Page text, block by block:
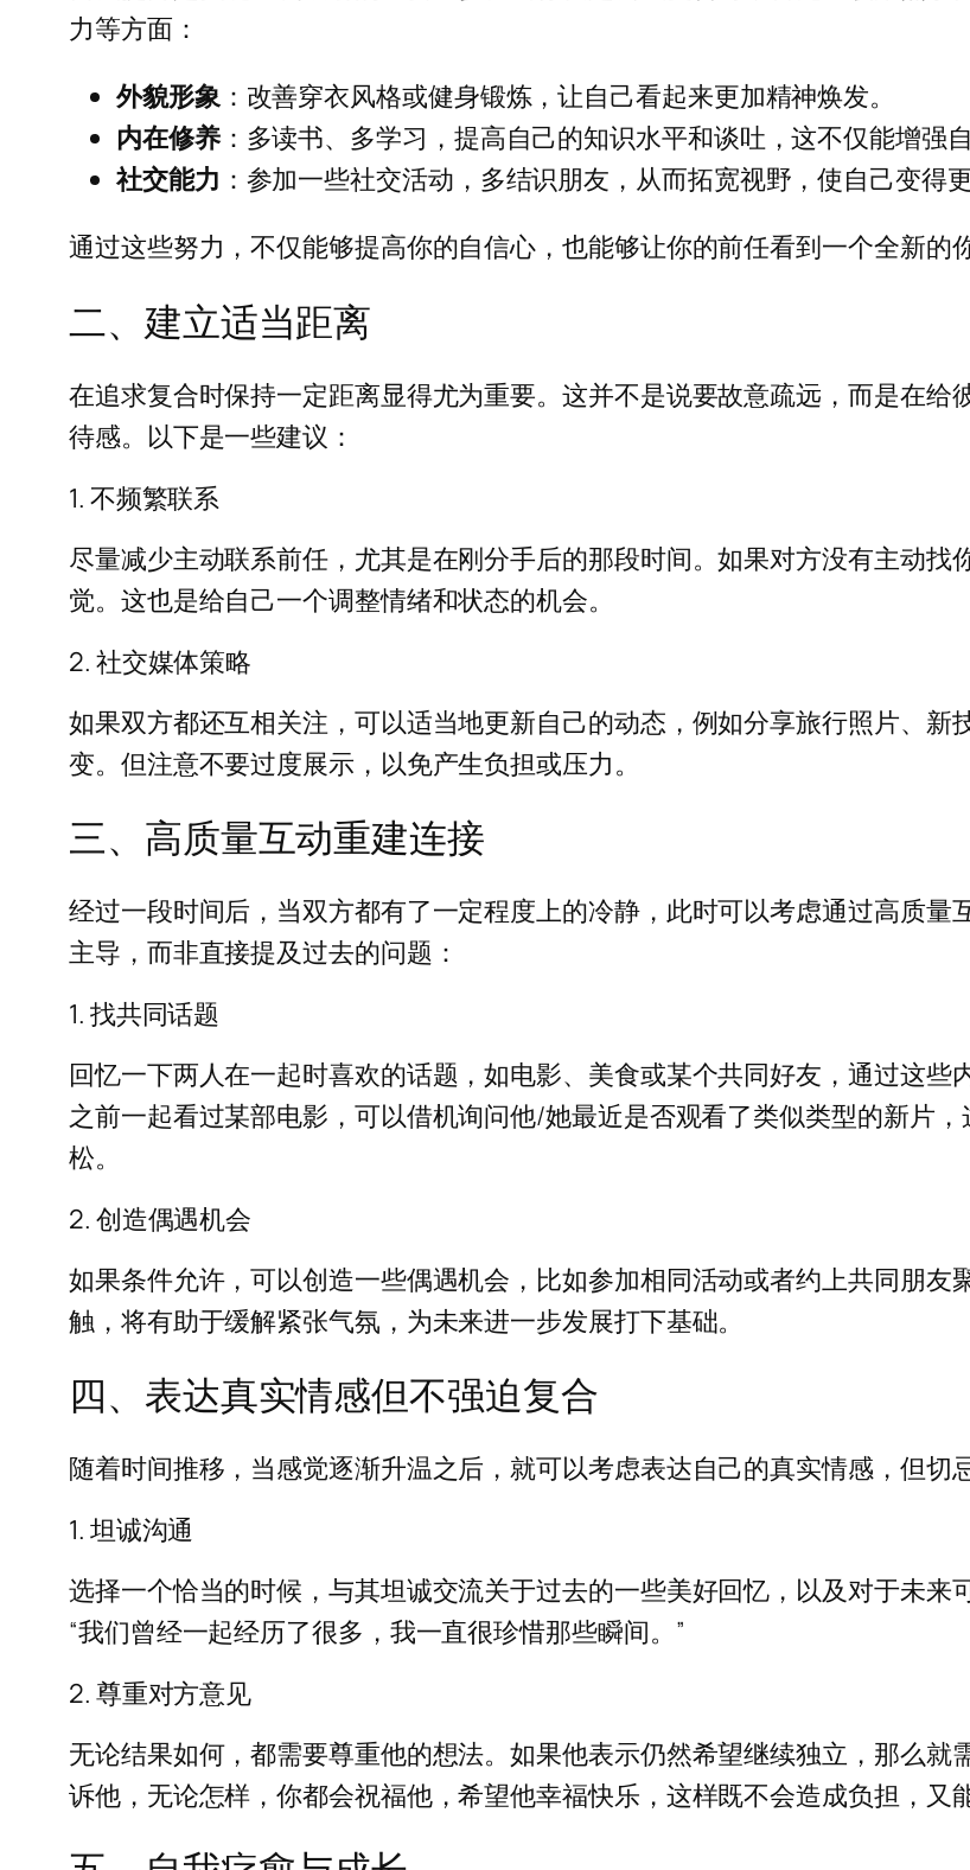
力等方面：
外貌形象：改善穿衣风格或健身锻炼，让自己看起来更加精神焕发。
内在修养：多读书、多学习，提高自己的知识水平和谈吐，这不仅能增强
社交能力 ：参加一些社交活动，多结识朋友，从而拓宽视野，使自己变得
通过这些努力，不仅能够提高你的自信心，也能够让你的前任看到一个全新的
二、建立适当距离
在追求复合时保持一定距离显得尤为重要。这并不是说要故意疏远，而是在
待感。以下是一些建议：
1. 不频繁联系
尽量减少主动联系前任，尤其是在刚分手后的那段时间。如果对方没有主动
觉。这也是给自己一个调整情绪和状态的机会。
2. 社交媒体策略
如果双方都还互相关注，可以适当地更新自己的动态，例如分享旅行照片、
变。但注意不要过度展示，以免产生负担或压力。
三、高质量互动重建连接
经过一段时间后，当双方都有了一定程度上的冷静，此时可以考虑通过高质
主导，而非直接提及过去的问题：
1. 找共同话题
回忆一下两人在一起时喜欢的话题，如电影、美食或某个共同好友，通过这
之前一起看过某部电影，可以借机询问他/她最近是否观看了类似类型的新片
松。
2. 创造偶遇机会
如果条件允许，可以创造一些偶遇机会，比如参加相同活动或者约上共同朋
触，将有助于缓解紧张气氛，为未来进一步发展打下基础。
四、表达真实情感但不强迫复合
随着时间推移，当感觉逐渐升温之后，就可以考虑表达自己的真实情感，但切
1. 坦诚沟通
选择一个恰当的时候，与其坦诚交流关于过去的一些美好回忆，以及对于未来
“我们曾经一起经历了很多，我一直很珍惜那些瞬间。”
2. 尊重对方意见
无论结果如何，都需要尊重他的想法。如果他表示仍然希望继续独立，那么
诉他，无论怎样，你都会祝福他，希望他幸福快乐，这样既不会造成负担，又